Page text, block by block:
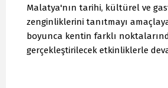
Malatya'nın tarihi, kültürel ve
zenginliklerini tanıtmayı
boyunca kentin farklı
gerçekleştirilecek etkinliklerle